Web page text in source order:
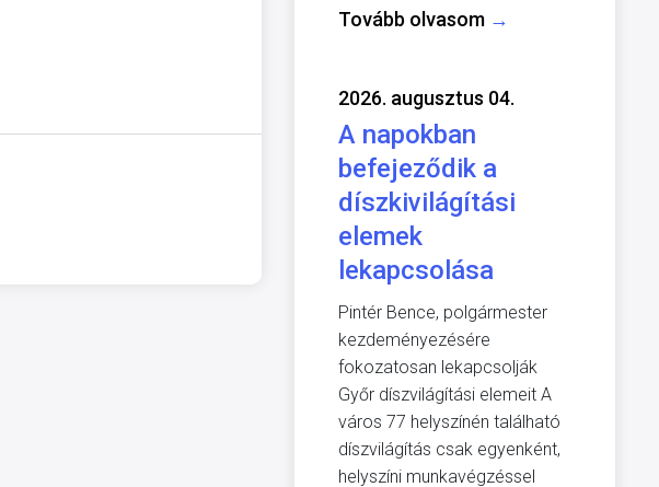
Tovább olvasom →
2026. augusztus 04.
A napokban
befejeződik a
díszkivilágítási
elemek
lekapcsolása
Pintér Bence, polgármester
kezdeményezésére
fokozatosan lekapcsolják
Győr díszvilágítási elemeit A
város 77 helyszínén található
díszvilágítás csak egyenként,
helyszíni munkavégzéssel